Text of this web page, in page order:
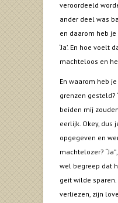
veroordeeld
ander deel was
en daarom heb
‘Ja’. En hoe voelt
machteloos en
En waarom heb
grenzen gesteld?
beiden mij
eerlijk. Okey, dus
opgegeven en
machtelozer?
wel begreep dat
geit wilde
verliezen, zijn